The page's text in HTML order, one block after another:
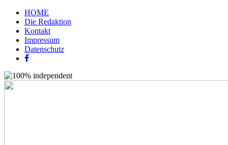
HOME
Die Redaktion
Kontakt
Impressum
Datenschutz